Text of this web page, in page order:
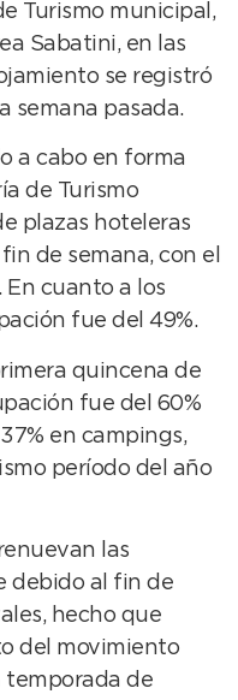
Turismo municipal,
Sabatini, en las
se registró
semana pasada.
a cabo en forma
de Turismo
plazas hoteleras
de semana, con el
En cuanto a los
fue del 49%.
quincena de
fue del 60%
en campings,
período del año
las
debido al fin de
hecho que
del movimiento
temporada de